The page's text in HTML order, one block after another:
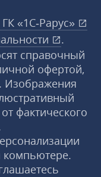
«1С‑Рарус»
.
справочный
офертой,
Изображения
фактического
компьютере.